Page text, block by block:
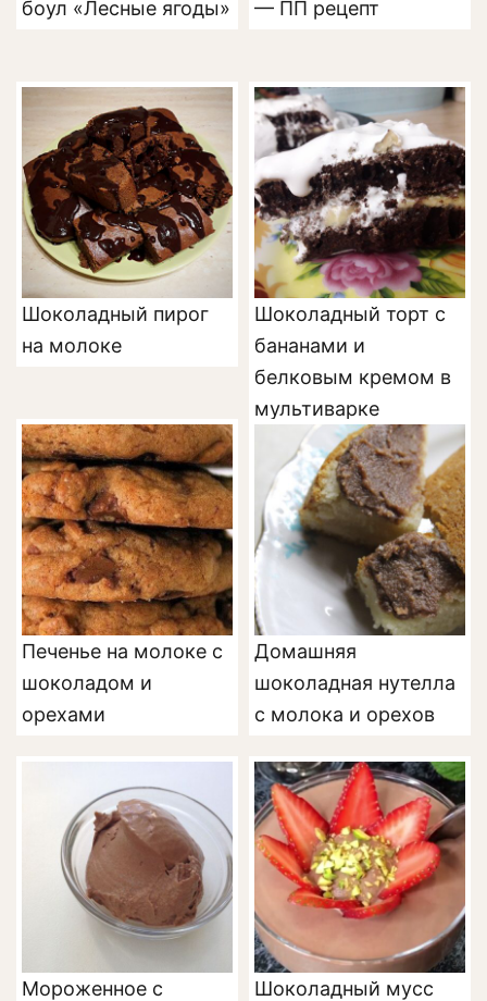
боул «Лесные ягоды» — ПП рецепт
Шоколадный пирог
на молоке
Шоколадный торт с
бананами и
белковым кремом в
мультиварке
Печенье на молоке с
шоколадом и
орехами
Домашняя
шоколадная нутелла
с молока и орехов
Мороженное с
Шоколадный мусс